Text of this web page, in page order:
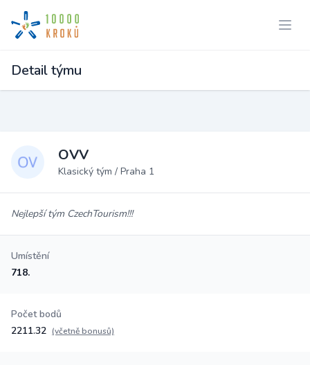
Detail týmu
OVV
Klasický tým / Praha 1
Nejlepší tým CzechTourism!!!
Umístění
718.
Počet bodů
2211.32 (včetně bonusů)